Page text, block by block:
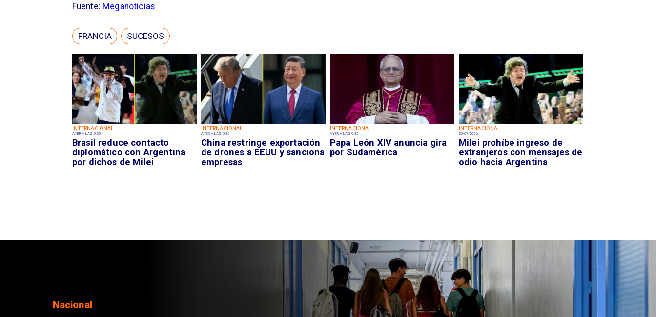
INTERNACIONAL
AYER A LAS 9:35
Brasil reduce contacto
diplomático con Argentina
por dichos de Milei
INTERNACIONAL
AYER A LAS 9:35
China restringe exportación
de drones a EEUU y sanciona
empresas
INTERNACIONAL
AYER A LAS 9:35
Papa León XIV anuncia gira
por Sudamérica
INTERNACIONAL
30/07/2026
Milei prohíbe ingreso de
extranjeros con mensajes de
odio hacia Argentina
Fuente: Meganoticias
FRANCIA SUCESOS
Regiones